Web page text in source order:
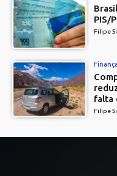
PIS/
Filipe
falta
Filipe